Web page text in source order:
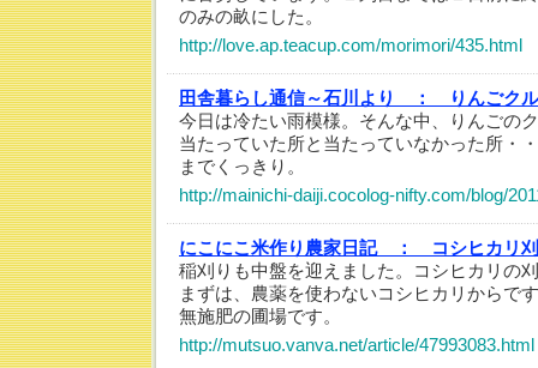
のみの畝にした。
http://love.ap.teacup.com/morimori/435.html
田舎暮らし通信～石川より ：
りんごク
今日は冷たい雨模様。そんな中、りんごの
当たっていた所と当たっていなかった所・
までくっきり。
http://mainichi-daiji.cocolog-nifty.com/blog/
にこにこ米作り農家日記 ：
コシヒカリ
稲刈りも中盤を迎えました。コシヒカリ
まずは、農薬を使わないコシヒカリからで
無施肥の圃場です。
http://mutsuo.vanva.net/article/47993083.html